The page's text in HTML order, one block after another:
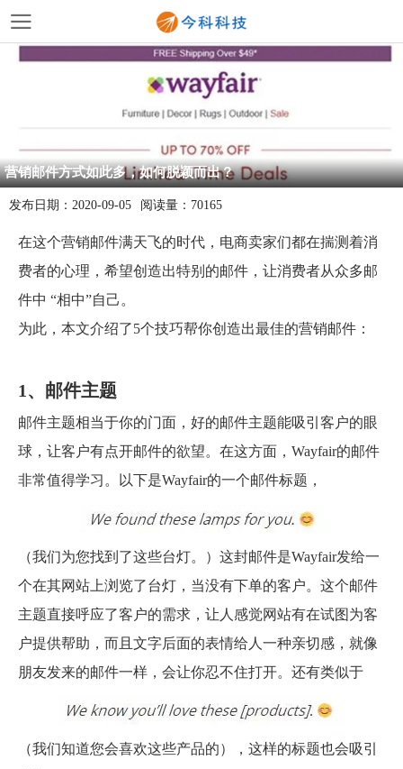
营销邮件方式如此多，如何脱颖而出？
发布日期： 2020-09-05 阅读量： 70165
在这个营销邮件满天飞的时代， 电商卖家们都在揣测着消
费者的心理，希望创造出特别的邮件，让消费者从众多邮
件中 “相中”自己。
为此，本文介绍了5个技巧帮你创造出最佳的营销邮件：
1、邮件主题
邮件主题相当于你的门面，好的邮件主题能吸引客户的眼
球，让客户有点开邮件的欲望。在这方面，Wayfair的邮件
非常值得学习。以下是Wayfair的一个邮件标题，
（我们为您找到了这些台灯。）这封邮件是Wayfair发给一
个在其网站上浏览了台灯，当没有下单的客户。这个邮件
主题直接呼应了客户的需求，让人感觉网站有在试图为客
户提供帮助，而且文字后面的表情给人一种亲切感，就像
朋友发来的邮件一样，会让你忍不住打开。 还有类似于
（我们知道您会喜欢这些产品的），这样的标题也会吸引